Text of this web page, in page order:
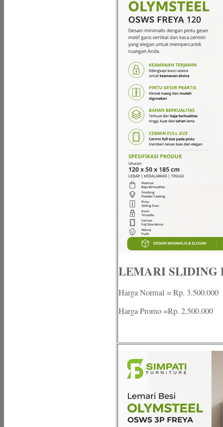
LEMARI SLIDING
Harga Normal = Rp. 3.500.000
Harga Promo =Rp. 2.500.000